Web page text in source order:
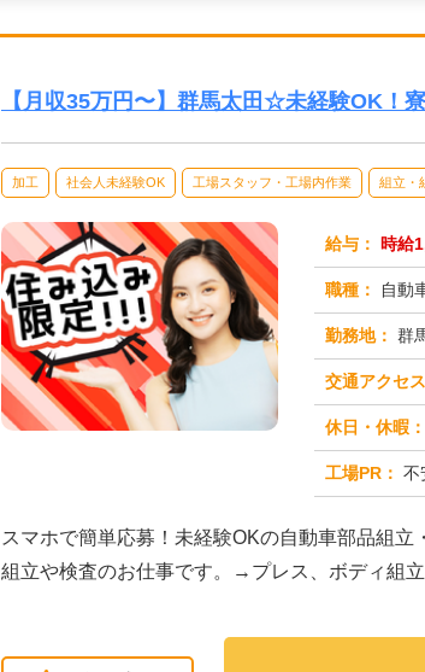
【月収35万円〜】群馬太田☆未経験OK！
加工 社会人未経験OK 工場スタッフ・工場内作業 組立・
給与： 時給
職種： 自動
勤務地： 群
交通アクセス
休日・休暇：
工場PR： 不安
スマホで簡単応募！未経験OKの自動車部品組
組立や検査のお仕事です。→プレス、ボディ組